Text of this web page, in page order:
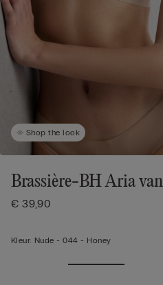
Shop the look
Brassière-BH Aria
€ 39,90
Kleur: Nude -044 - Honey